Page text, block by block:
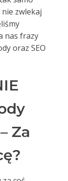
zwlekaj
nas frazy
oraz SEO
Za